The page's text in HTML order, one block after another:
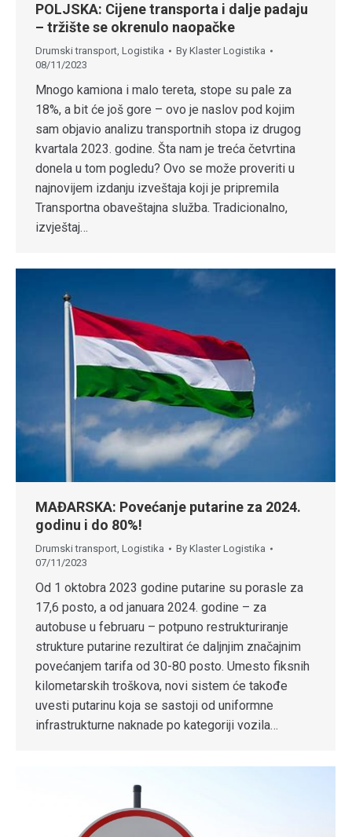
POLJSKA: Cijene transporta i dalje padaju
– tržište se okrenulo naopačke
Drumski transport, Logistika By Klaster Logistika
08/11/2023
Mnogo kamiona i malo tereta, stope su pale za
18%, a bit će još gore – ovo je naslov pod kojim
sam objavio analizu transportnih stopa iz drugog
kvartala 2023. godine. Šta nam je treća četvrtina
donela u tom pogledu? Ovo se može proveriti u
najnovijem izdanju izveštaja koji je pripremila
Transportna obaveštajna služba. Tradicionalno,
izvještaj…
MAĐARSKA: Povećanje putarine za 2024.
godinu i do 80%!
Drumski transport, Logistika By Klaster Logistika
07/11/2023
Od 1 oktobra 2023 godine putarine su porasle za
17,6 posto, a od januara 2024. godine – za
autobuse u februaru – potpuno restrukturiranje
strukture putarine rezultirat će daljnjim značajnim
povećanjem tarifa od 30-80 posto. Umesto fiksnih
kilometarskih troškova, novi sistem će takođe
uvesti putarinu koja se sastoji od uniformne
infrastrukturne naknade po kategoriji vozila…